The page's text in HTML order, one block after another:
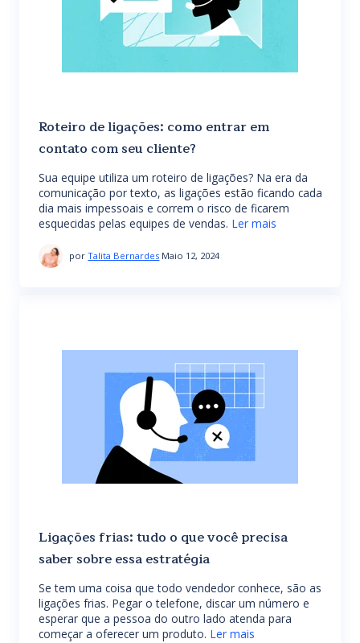
Roteiro de ligações: como entrar em
contato com seu cliente?
Sua equipe utiliza um roteiro de ligações? Na era da
comunicação por texto, as ligações estão ficando cada
dia mais impessoais e correm o risco de ficarem
esquecidas pelas equipes de vendas. Ler mais
porTalita Bernardes Maio 12, 2024
Ligações frias: tudo o que você precisa
saber sobre essa estratégia
Se tem uma coisa que todo vendedor conhece, são as
ligações frias. Pegar o telefone, discar um número e
esperar que a pessoa do outro lado atenda para
começar a oferecer um produto. Ler mais